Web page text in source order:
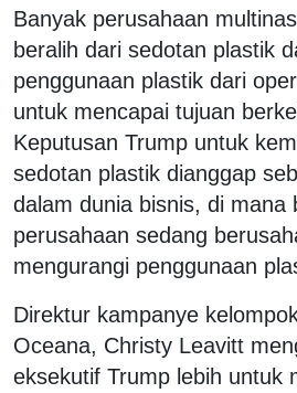
Banyak perusahaan
beralih dari sedotan plastik
penggunaan plastik dari
untuk mencapai tujuan
Keputusan Trump untuk
sedotan plastik dianggap
dalam dunia bisnis, di mana
perusahaan sedang
mengurangi penggunaan
Direktur kampanye
Oceana, Christy Leavitt
eksekutif Trump lebih untuk